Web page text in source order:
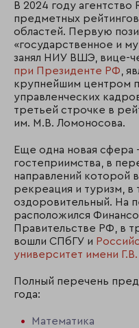
В 2024 году агентство
предметных
областей. Первую
«государственное и
занял НИУ ВШЭ, вице-
при Президенте РФ ,
крупнейшим центром
управленческих
третьей строчке в
им. М.В. Ломоносова.
Еще одна новая сфера
гостеприимства, в
направлений которой
рекреация и туризм, в
оздоровительный. На
расположился
Правительстве РФ, в
вошли СПбГУ и
университет имени
Полный перечень
года:
Математика